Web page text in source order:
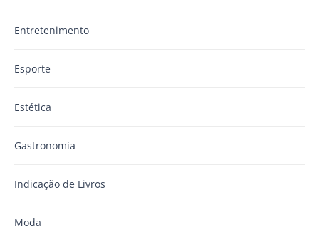
Entretenimento
Esporte
Estética
Gastronomia
Indicação de Livros
Moda